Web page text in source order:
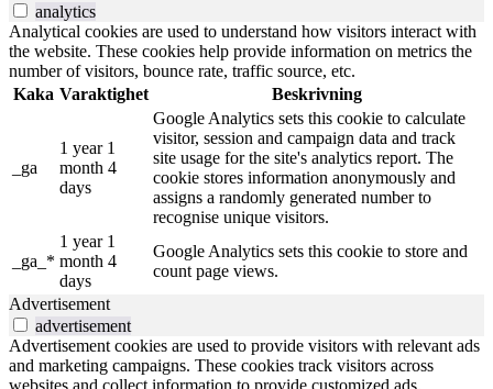
analytics
Analytical cookies are used to understand how visitors interact with
the website. These cookies help provide information on metrics the
number of visitors, bounce rate, traffic source, etc.
Kaka Varaktighet Beskrivning
_ga
1 year 1
month 4
days
Google Analytics sets this cookie to calculate
visitor, session and campaign data and track
site usage for the site's analytics report. The
cookie stores information anonymously and
assigns a randomly generated number to
recognise unique visitors.
_ga_*
1 year 1
month 4
days
Google Analytics sets this cookie to store and
count page views.
Advertisement
advertisement
Advertisement cookies are used to provide visitors with relevant ads
and marketing campaigns. These cookies track visitors across
websites and collect information to provide customized ads.